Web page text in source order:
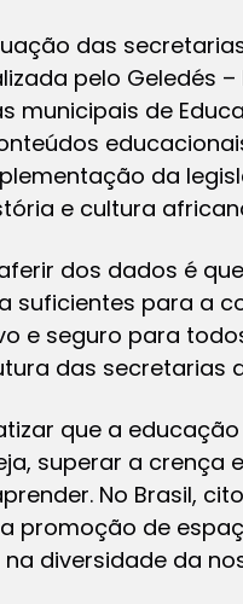
das
pelo Geledés
municipais de
da
e cultura
dos dados é
suficientes para a
e seguro para
das secretarias
que a
superar a crença
No Brasil,
promoção de
diversidade da